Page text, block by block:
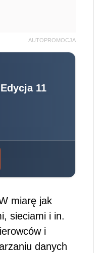
AUTOPROMOCJA
11
miarę jak
sieciami i in.
i
danych